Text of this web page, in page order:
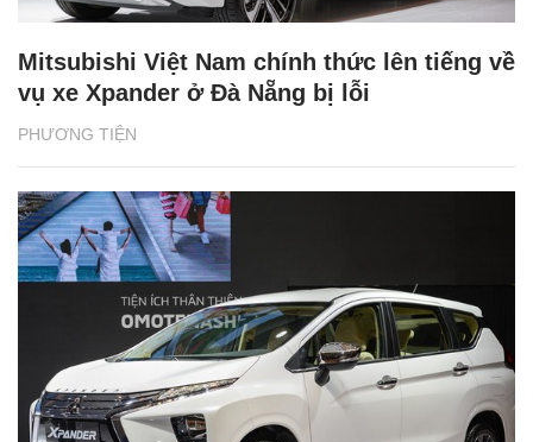
PHƯƠNG TIỆN
Mitsubishi Việt Nam chính thức lên tiếng về
vụ xe Xpander ở Đà Nẵng bị lỗi